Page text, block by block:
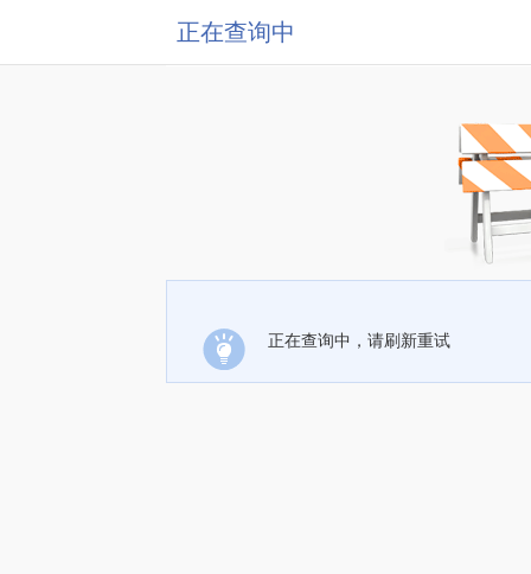
正在查询中
正在查询中，请刷新重试